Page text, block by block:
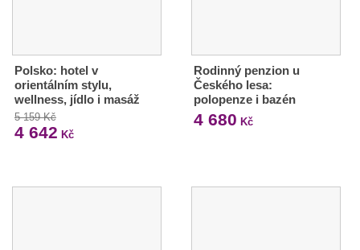
Polsko: hotel v
orientálním stylu,
wellness, jídlo i masáž
5 159 Kč
4 642 Kč
Rodinný penzion u
Českého lesa:
polopenze i bazén
4 680 Kč